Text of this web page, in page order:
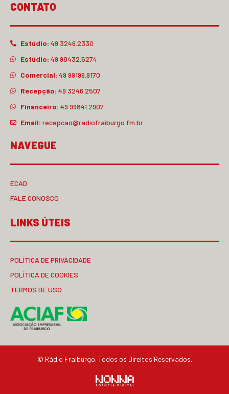
CONTATO
Estúdio: 49 3246.2330
Estúdio: 49 98432.5274
Comercial: 49 99199.9170
Recepção: 49 3246.2507
Financeiro: 49 99841.2907
Email: recepcao@radiofraiburgo.fm.br
NAVEGUE
ECAD
FALE CONOSCO
LINKS ÚTEIS
POLÍTICA DE PRIVACIDADE
POLÍTICA DE COOKIES
TERMOS DE USO
© Rádio Fraiburgo. Todos os Direitos Reservados.